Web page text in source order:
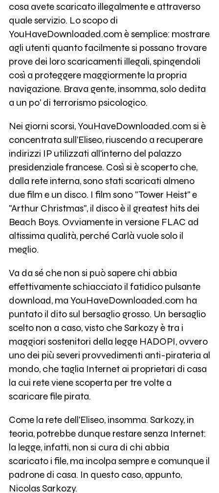
cosa avete scaricato illegalmente e attraverso
quale servizio. Lo scopo di
YouHaveDownloaded.com è semplice: mostrare
agli utenti quanto facilmente si possano trovare
prove dei loro scaricamenti illegali, spingendoli
così a proteggere maggiormente la propria
navigazione. Brava gente, insomma, solo dedita
a un po' di terrorismo psicologico.
Nei giorni scorsi, YouHaveDownloaded.com si è
concentrata sull'Eliseo, riuscendo a recuperare
indirizzi IP utilizzati all'interno del palazzo
presidenziale francese. Così si è scoperto che,
dalla rete interna, sono stati scaricati almeno
due film e un disco. I film sono "Tower Heist" e
"Arthur Christmas", il disco è il greatest hits dei
Beach Boys. Ovviamente in versione FLAC ad
altissima qualità, perché Carlà vuole solo il
meglio.
Va da sé che non si può sapere chi abbia
effettivamente schiacciato il fatidico pulsante
download, ma YouHaveDownloaded.com ha
puntato il dito sul bersaglio grosso. Un bersaglio
scelto non a caso, visto che Sarkozy è tra i
maggiori sostenitori della legge HADOPI, ovvero
uno dei più severi provvedimenti anti-pirateria al
mondo, che taglia Internet ai proprietari di casa
la cui rete viene scoperta per tre volte a
scaricare file pirata.
Come la rete dell'Eliseo, insomma. Sarkozy, in
teoria, potrebbe dunque restare senza Internet:
la legge, infatti, non si cura di chi abbia
scaricato i file, ma incolpa sempre e comunque il
padrone di casa. In questo caso, appunto,
Nicolas Sarkozy.